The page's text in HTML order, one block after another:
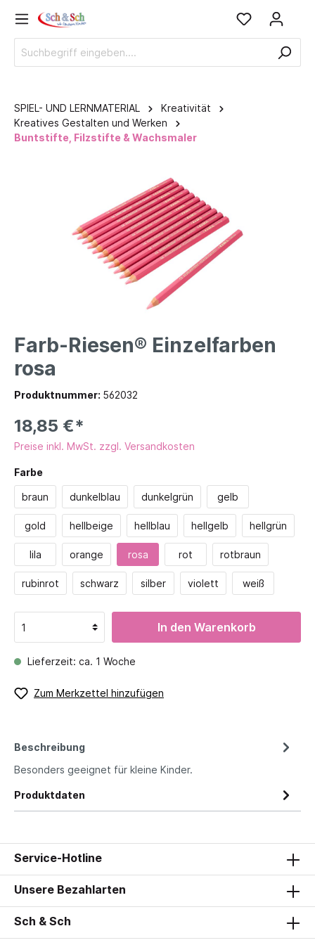
SPIEL- UND LERNMATERIAL
Kreativität
Kreatives Gestalten und Werken
Buntstifte, Filzstifte & Wachsmaler
Farb-Riesen® Einzelfarben
rosa
Produktnummer: 562032
18,85 €*
Preise inkl. MwSt. zzgl. Versandkosten
Farbe
braun dunkelblau dunkelgrün gelb
gold hellbeige hellblau hellgelb hellgrün
lila orange rosa rot rotbraun
rubinrot schwarz silber violett weiß
In den Warenkorb
Lieferzeit: ca. 1 Woche
Zum Merkzettel hinzufügen
Beschreibung
Besonders geeignet für kleine Kinder.
Produktdaten
Service-Hotline
Unsere Bezahlarten
Sch & Sch